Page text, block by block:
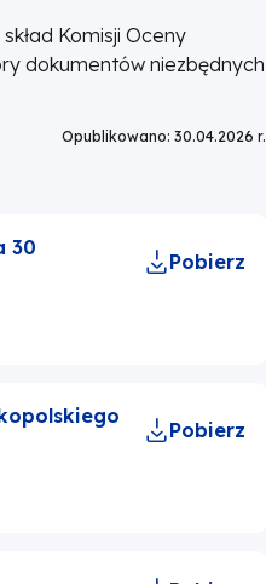
Komisji Oceny
dokumentów niezbędnych
Opublikowano: 30.04.2026 r.
30
Pobierz
Pobierz